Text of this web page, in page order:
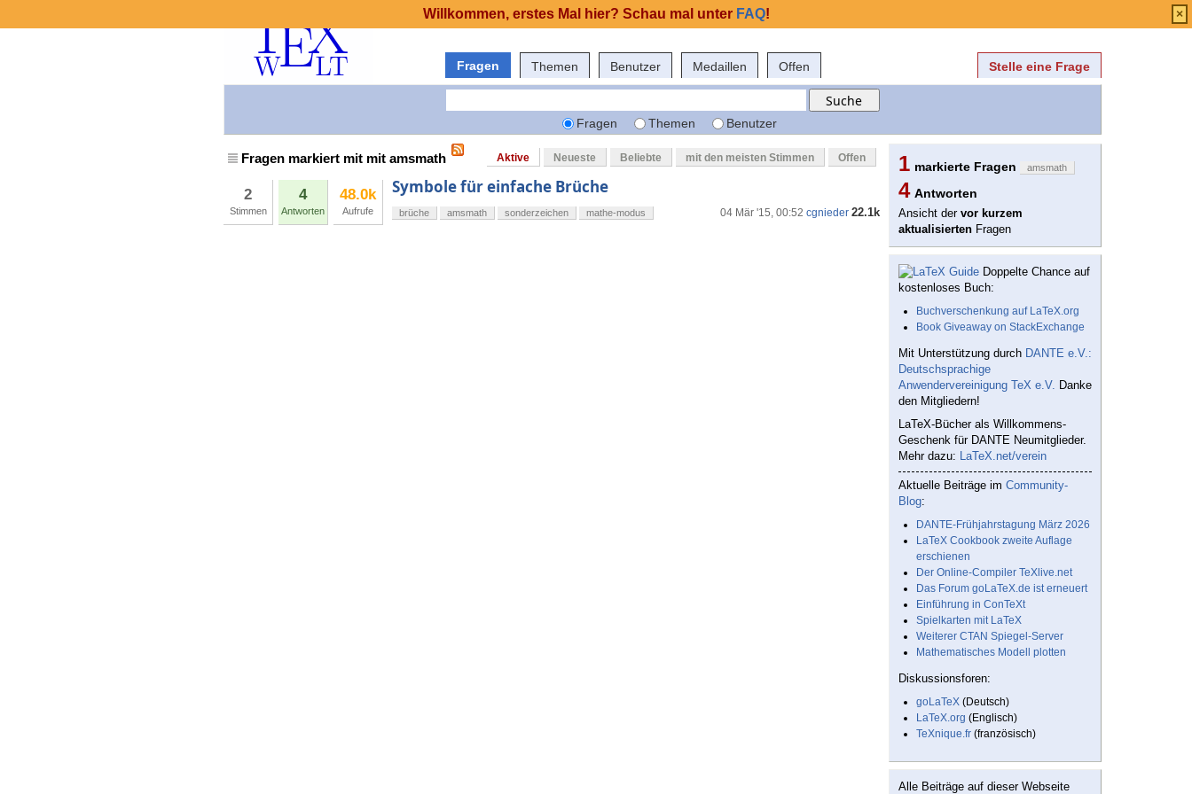
Fragen Themen Benutzer Medaillen Offen Stelle eine Frage
Fragen Themen Benutzer
Fragen markiert mit mit amsmath Aktive Neueste Beliebte mit den meisten Stimmen Offen
2
Stimmen
4
Antworten
48.0k
Aufrufe
Symbole für einfache Brüche
04 Mär '15, 00:52 cgnieder 22.1k
brüche amsmath sonderzeichen mathe-modus
1 markierte Fragen amsmath
4 Antworten
Ansicht der vor kurzem
aktualisierten Fragen
Doppelte Chance auf
kostenloses Buch:
Buchverschenkung auf LaTeX.org
Book Giveaway on StackExchange
Mit Unterstützung durch DANTE e.V.:
Deutschsprachige
Anwendervereinigung TeX e.V. Danke
den Mitgliedern!
LaTeX-Bücher als Willkommens-
Geschenk für DANTE Neumitglieder.
Mehr dazu: LaTeX.net/verein
Aktuelle Beiträge im Community-
Blog:
DANTE-Frühjahrstagung März 2026
LaTeX Cookbook zweite Auflage
erschienen
Der Online-Compiler TeXlive.net
Das Forum goLaTeX.de ist erneuert
Einführung in ConTeXt
Spielkarten mit LaTeX
Weiterer CTAN Spiegel-Server
Mathematisches Modell plotten
Diskussionsforen:
goLaTeX (Deutsch)
LaTeX.org (Englisch)
TeXnique.fr (französisch)
Alle Beiträge auf dieser Webseite
Willkommen, erstes Mal hier? Schau mal unter FAQ! ×